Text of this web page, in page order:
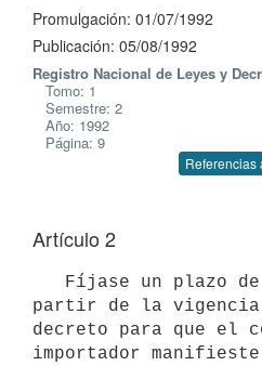
Promulgación: 01/07/1992
Publicación: 05/08/1992
Registro Nacional de Leyes y
Tomo: 1
Semestre: 2
Año: 1992
Página: 9
Referencias
Artículo 2
partir de la vigencia
decreto para que el
importador